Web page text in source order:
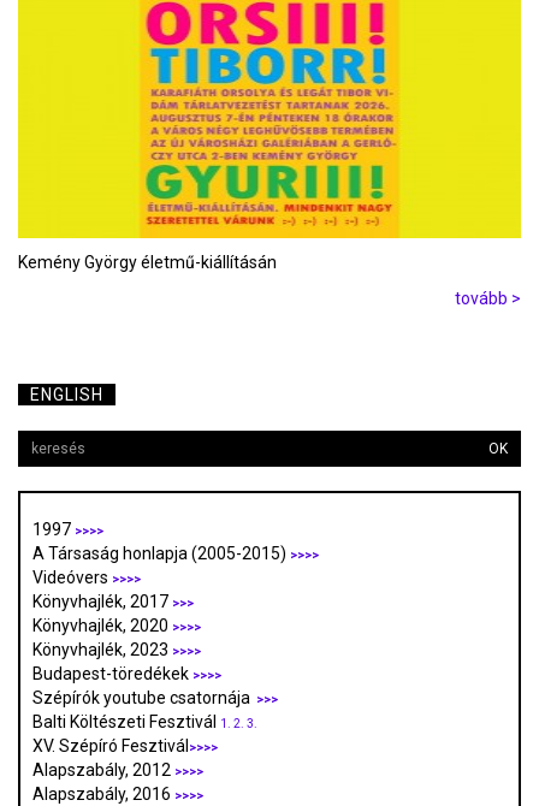
Kemény György életmű-kiállításán
tovább >
ENGLISH
OK
1997 >>>>
A Társaság honlapja (2005-2015) >>>>
Videóvers >>>>
Könyvhajlék, 2017 >>>
Könyvhajlék, 2020 >>>>
Könyvhajlék, 2023 >>>>
Budapest-töredékek >>>>
Szépírók youtube csatornája >>>
Balti Költészeti Fesztivál 1. 2. 3.
XV. Szépíró Fesztivál >>>>
Alapszabály, 2012 >>>>
Alapszabály, 2016 >>>>